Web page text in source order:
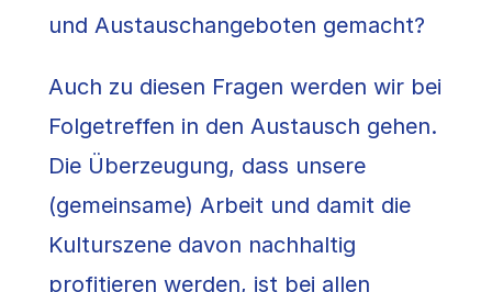
und Austauschangeboten gemacht?
Auch zu diesen Fragen werden wir bei
Folgetreffen in den Austausch gehen.
Die Überzeugung, dass unsere
(gemeinsame) Arbeit und damit die
Kulturszene davon nachhaltig
profitieren werden, ist bei allen